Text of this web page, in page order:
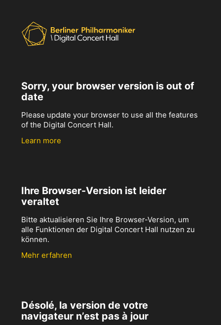
Sorry, your browser version is out of
date
Please update your browser to use all the features
of the Digital Concert Hall.
Learn more
Ihre Browser-Version ist leider
veraltet
Bitte aktualisieren Sie Ihre Browser-Version, um
alle Funktionen der Digital Concert Hall nutzen zu
können.
Mehr erfahren
Désolé, la version de votre
navigateur n’est pas à jour